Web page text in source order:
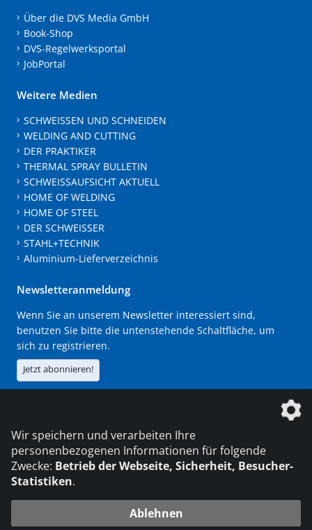
Über die DVS Media GmbH
Book-Shop
DVS-Regelwerksportal
JobPortal
Weitere Medien
SCHWEISSEN UND SCHNEIDEN
WELDING AND CUTTING
DER PRAKTIKER
THERMAL SPRAY BULLETIN
SCHWEISSAUFSICHT AKTUELL
HOME OF WELDING
HOME OF STEEL
DER SCHWEISSER
STAHL+TECHNIK
Aluminium-Lieferverzeichnis
Newsletteranmeldung
Wenn Sie an unserem Newsletter interessiert sind,
benutzen Sie bitte die untenstehende Schaltfläche, um
sich zu registrieren.
Jetzt abonnieren!
Die DVS Media GmbH ist ein Unternehmen der
Wir speichern und verarbeiten Ihre
personenbezogenen Informationen für folgende
Zwecke: Betrieb der Webseite, Sicherheit, Besucher-
Statistiken.
Ablehnen